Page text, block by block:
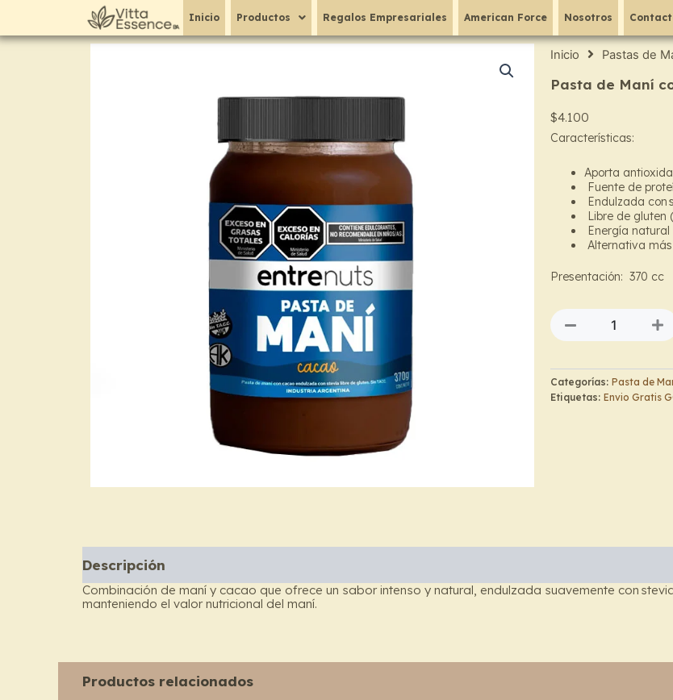
Inicio Productos Regalos Empresariales American Force Nosotros
Inicio Pastas de
Pasta de Maní
$4.100
Características:
Aporta
Fuente de
Endulzada con
Libre de gluten
Energía natural
Alternativa
Presentación: 370 cc
Pasta
Maní
Cacao
Categorías: Pasta de
Etiquetas: Envio Gratis
Descripción
Combinación de maní y cacao que ofrece un sabor intenso y natural, endulzada suavemente con
manteniendo el valor nutricional del maní.
Productos relacionados